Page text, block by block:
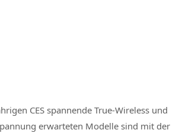
CES spannende True-Wireless und
erwarteten Modelle sind mit der